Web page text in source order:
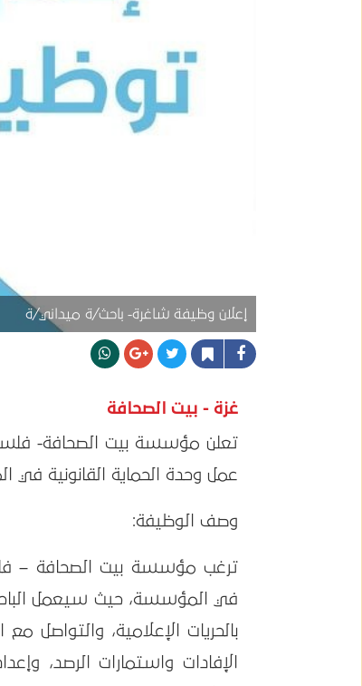
إعلان وظيفة شاغرة- باحث/ة ميداني/ة
غزة - بيت الصحافة
تعلن مؤسسة بيت الصحافة-
عمل وحدة الحماية القانونية
وصف الوظيفة:
ترغب مؤسسة بيت الصحافة –
في المؤسسة، حيث سيعمل
بالحريات الإعلامية، والتواصل
الإفادات واستمارات الرصد،